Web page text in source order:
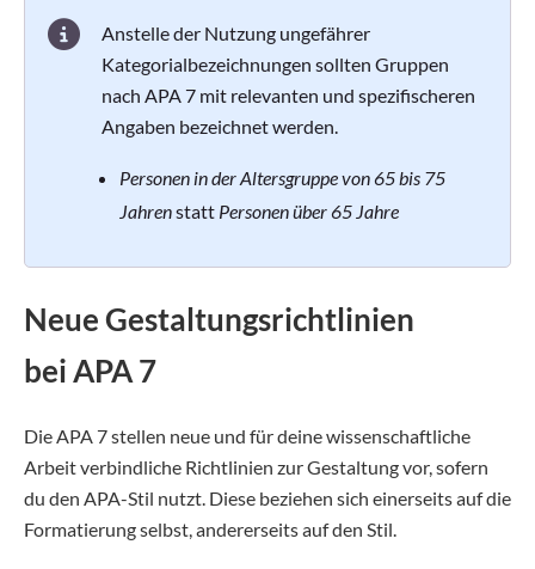
Anstelle der Nutzung ungefährer
Kategorialbezeichnungen sollten Gruppen
nach APA 7 mit relevanten und spezifischeren
Angaben bezeichnet werden.
Personen in der Altersgruppe von 65 bis 75
Jahrenstatt Personen über 65 Jahre
Neue Gestaltungsrichtlinien
bei APA 7
Die APA 7 stellen neue und für deine wissenschaftliche
Arbeit verbindliche Richtlinien zur Gestaltung vor, sofern
du den APA-Stil nutzt. Diese beziehen sich einerseits auf die
Formatierung selbst, andererseits auf den Stil.